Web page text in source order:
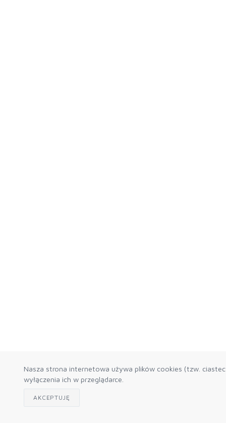
Nasza strona internetowa używa plików cookies (tzw.
wyłączenia ich w przeglądarce.
AKCEPTUJĘ